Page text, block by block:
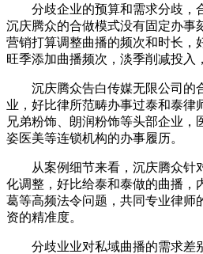
分歧企业的预算和需求分歧，合
沉庆腾众的合做模式没有固定办事
营销打算调整曲播的频次和时长，
旺季添加曲播频次，淡季削减投入
沉庆腾众告白传媒无限公司的
业，好比律所范畴办事过泰和泰律
兄弟粉饰、朗润粉饰等头部企业，
姿医美等连锁机构的办事履历。
从案例细节来看，沉庆腾众针
化调整，好比给泰和泰做的曲播，
葛等高频法令问题，共同专业律师
资的精准度。
分歧业业对私域曲播的需求差